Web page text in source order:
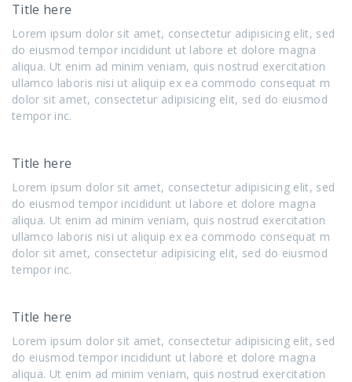
Title here
Lorem ipsum dolor sit amet, consectetur adipisicing elit, sed
do eiusmod tempor incididunt ut labore et dolore magna
aliqua. Ut enim ad minim veniam, quis nostrud exercitation
ullamco laboris nisi ut aliquip ex ea commodo consequat m
dolor sit amet, consectetur adipisicing elit, sed do eiusmod
tempor inc.
Title here
Lorem ipsum dolor sit amet, consectetur adipisicing elit, sed
do eiusmod tempor incididunt ut labore et dolore magna
aliqua. Ut enim ad minim veniam, quis nostrud exercitation
ullamco laboris nisi ut aliquip ex ea commodo consequat m
dolor sit amet, consectetur adipisicing elit, sed do eiusmod
tempor inc.
Title here
Lorem ipsum dolor sit amet, consectetur adipisicing elit, sed
do eiusmod tempor incididunt ut labore et dolore magna
aliqua. Ut enim ad minim veniam, quis nostrud exercitation